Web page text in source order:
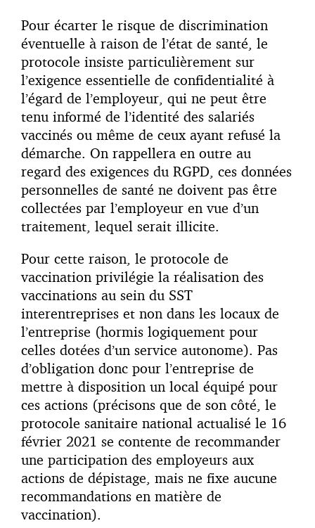
Pour écarter le risque de discrimination
éventuelle à raison de l’état de santé, le
protocole insiste particulièrement sur
l’exigence essentielle de confidentialité à
l’égard de l’employeur, qui ne peut être
tenu informé de l’identité des salariés
vaccinés ou même de ceux ayant refusé la
démarche. On rappellera en outre au
regard des exigences du RGPD, ces données
personnelles de santé ne doivent pas être
collectées par l’employeur en vue d’un
traitement, lequel serait illicite.
Pour cette raison, le protocole de
vaccination privilégie la réalisation des
vaccinations au sein du SST
interentreprises et non dans les locaux de
l’entreprise (hormis logiquement pour
celles dotées d’un service autonome). Pas
d’obligation donc pour l’entreprise de
mettre à disposition un local équipé pour
ces actions (précisons que de son côté, le
protocole sanitaire national actualisé le 16
février 2021 se contente de recommander
une participation des employeurs aux
actions de dépistage, mais ne fixe aucune
recommandations en matière de
vaccination).